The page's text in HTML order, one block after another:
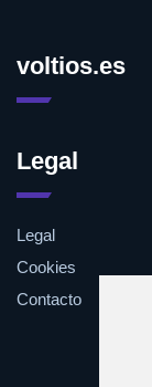
voltios.es
Legal
Legal
Cookies
Contacto